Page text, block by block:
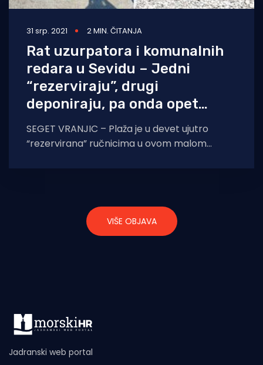
31 srp. 2021 2 MIN. ČITANJA
Rat uzurpatora i komunalnih
redara u Sevidu – Jedni
“rezerviraju”, drugi
deponiraju, pa onda opet…
SEGET VRANJIC – Plaža je u devet ujutro
“rezervirana” ručnicima u ovom malom
plaži, sve
VIŠE OBJAVA
Jadranski web portal